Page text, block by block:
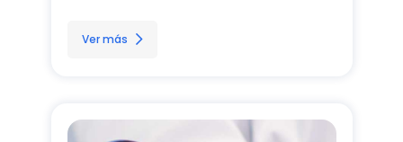
Ver más